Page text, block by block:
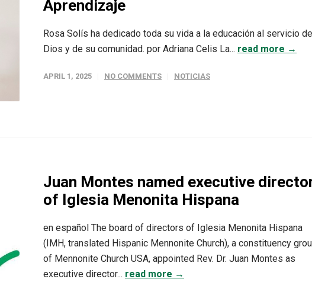
Aprendizaje
Rosa Solís ha dedicado toda su vida a la educación al servicio de
Dios y de su comunidad. por Adriana Celis La... read more →
APRIL 1, 2025 NO COMMENTS NOTICIAS
Juan Montes named executive
of Iglesia Menonita Hispana
en español The board of directors of Iglesia Menonita Hispana
(IMH, translated Hispanic Mennonite Church), a constituency
of Mennonite Church USA, appointed Rev. Dr. Juan Montes as
executive director... read more →